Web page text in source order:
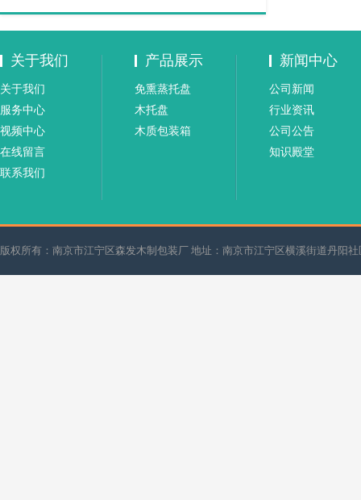
关于我们
关于我们
服务中心
视频中心
在线留言
联系我们
产品展示
免熏蒸托盘
木托盘
木质包装箱
新闻中心
公司新闻
行业资讯
公司公告
知识殿堂
版权所有：南京市江宁区森发木制包装厂 地址：南京市江宁区横溪街道丹阳
RTO 南京西